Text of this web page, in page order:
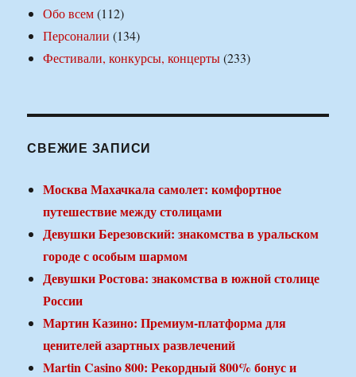
Обо всем(112)
Персоналии (134)
Фестивали, конкурсы, концерты(233)
СВЕЖИЕ ЗАПИСИ
Москва Махачкала самолет: комфортное
путешествие между столицами
Девушки Березовский: знакомства в уральском
городе с особым шармом
Девушки Ростова: знакомства в южной столице
России
Мартин Казино: Премиум-платформа для
ценителей азартных развлечений
Martin Casino 800: Рекордный 800% бонус и